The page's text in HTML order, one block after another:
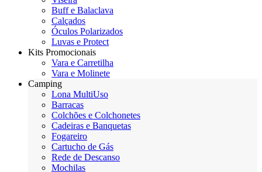
Buff e Balaclava
Calçados
Óculos Polarizados
Luvas e Protect
Kits Promocionais
Vara e Carretilha
Vara e Molinete
Camping
Lona MultiUso
Barracas
Colchões e Colchonetes
Cadeiras e Banquetas
Fogareiro
Cartucho de Gás
Rede de Descanso
Mochilas